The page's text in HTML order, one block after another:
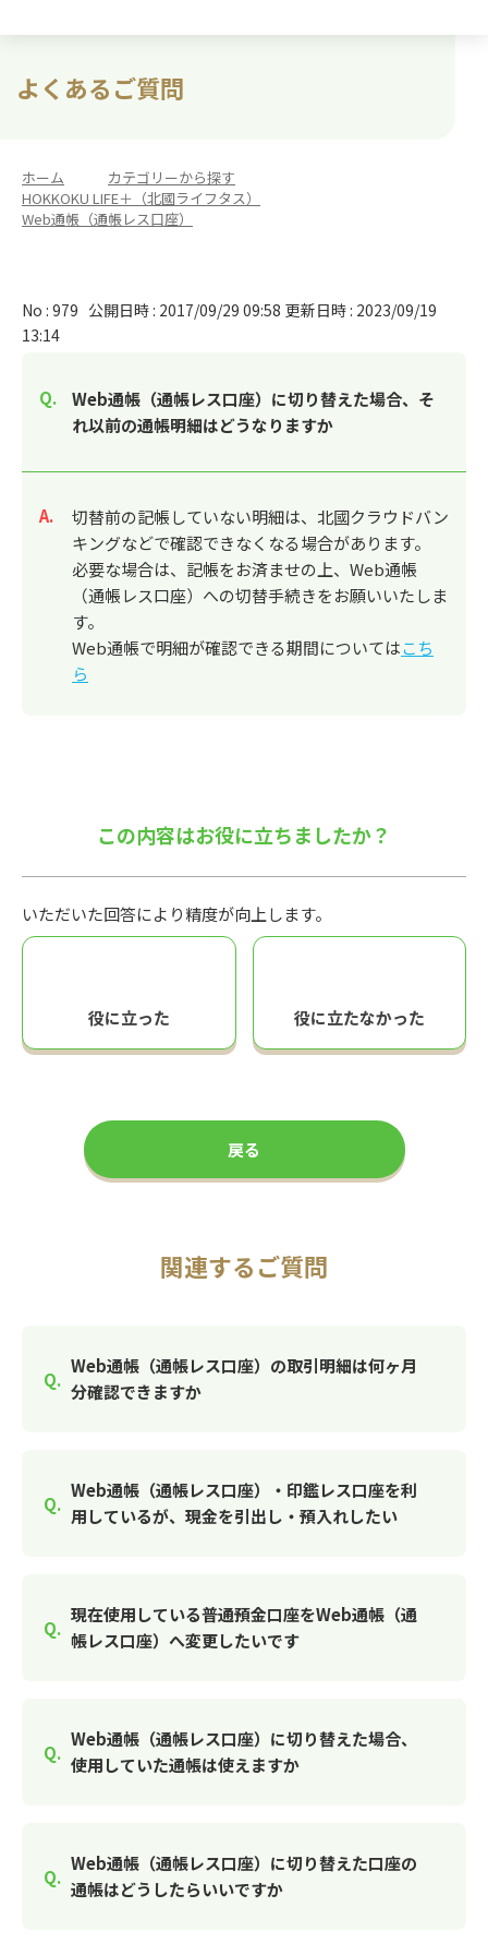
よくあるご質問
ホーム カテゴリーから探す
HOKKOKU LIFE＋（北國ライフタス）
Web通帳（通帳レス口座）
No : 979 公開日時 : 2017/09/29 09:58 更新日時 : 2023/09/19
13:14
Web通帳（通帳レス口座）に切り替えた場合、そ
れ以前の通帳明細はどうなりますか
回答
切替前の記帳していない明細は、北國クラウドバン
キングなどで確認できなくなる場合があります。
必要な場合は、記帳をお済ませの上、Web通帳
（通帳レス口座）への切替手続きをお願いいたしま
す。
Web通帳で明細が確認できる期間についてはこち
ら
この内容はお役に立ちましたか？
いただいた回答により精度が向上します。
役に立った 役に立たなかった
戻る
関連するご質問
Web通帳（通帳レス口座）の取引明細は何ヶ月
分確認できますか
Web通帳（通帳レス口座）・印鑑レス口座を利
用しているが、現金を引出し・預入れしたい
現在使用している普通預金口座をWeb通帳（通
帳レス口座）へ変更したいです
Web通帳（通帳レス口座）に切り替えた場合、
使用していた通帳は使えますか
Web通帳（通帳レス口座）に切り替えた口座の
通帳はどうしたらいいですか